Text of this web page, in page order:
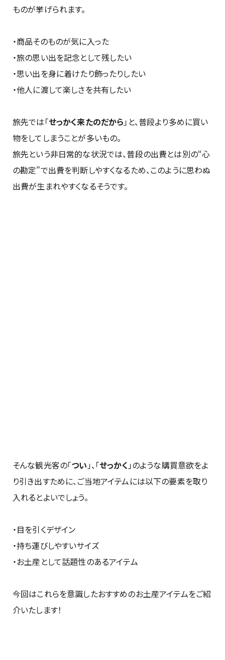
ものが挙げられます。
・商品そのものが気に入った
・旅の思い出を記念として残したい
・思い出を身に着けたり飾ったりしたい
・他人に渡して楽しさを共有したい
旅先では「せっかく来たのだから」と、普段より多めに買い
物をしてしまうことが多いもの。
旅先という非日常的な状況では、普段の出費とは別の“心
の勘定”で出費を判断しやすくなるため、このように思わぬ
出費が生まれやすくなるそうです。
そんな観光客の「つい」、「せっかく」のような購買意欲をよ
り引き出すために、ご当地アイテムには以下の要素を取り
入れるとよいでしょう。
・目を引くデザイン
・持ち運びしやすいサイズ
・お土産として話題性のあるアイテム
今回はこれらを意識したおすすめのお土産アイテムをご紹
介いたします！